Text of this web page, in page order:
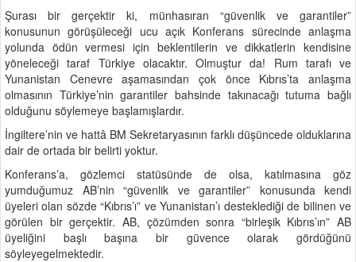
Şurası bir gerçektir ki, münhasıran “güvenlik ve garantiler”
konusunun görüşüleceği ucu açık Konferans sürecinde anlaşma
yolunda ödün vermesi için beklentilerin ve dikkatlerin kendisine
yöneleceği taraf Türkiye olacaktır. Olmuştur da! Rum tarafı ve
Yunanistan Cenevre aşamasından çok önce Kıbrıs’ta anlaşma
olmasının Türkiye’nin garantiler bahsinde takınacağı tutuma bağlı
olduğunu söylemeye başlamışlardır.
İngiltere’nin ve hattâ BM Sekretaryasının farklı düşüncede olduklarına
dair de ortada bir belirti yoktur.
Konferans’a, gözlemci statüsünde de olsa, katılmasına göz
yumduğumuz AB’nin “güvenlik ve garantiler” konusunda kendi
üyeleri olan sözde “Kıbrıs’ı” ve Yunanistan’ı desteklediği de bilinen ve
görülen bir gerçektir. AB, çözümden sonra “birleşik Kıbrıs’ın” AB
üyeliğini başlı başına bir güvence olarak gördüğünü
söyleyegelmektedir.